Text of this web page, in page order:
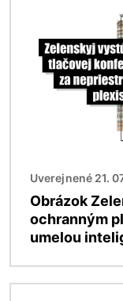
Uverejnené 21.
Obrázok
ochranným
umelou